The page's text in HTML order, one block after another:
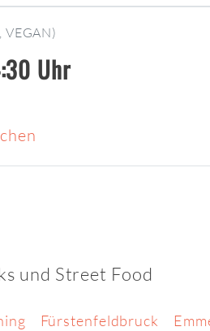
VEGAN)
Uhr
und Street Food
Fürstenfeldbruck